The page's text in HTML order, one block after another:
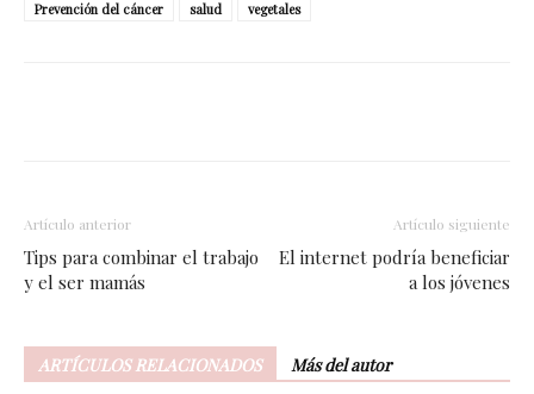
Prevención del cáncer
salud vegetales
Artículo anterior
Tips para combinar el trabajo
y el ser mamás
Artículo siguiente
El internet podría beneficiar
a los jóvenes
ARTÍCULOS RELACIONADOS Más del autor